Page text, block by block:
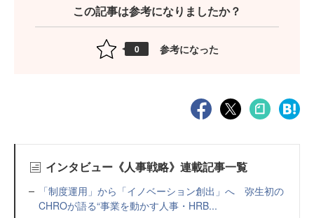
この記事は参考になりましたか？
0 参考になった
インタビュー《人事戦略》連載記事一覧
「制度運用」から「イノベーション創出」へ 弥生初の
CHROが語る“事業を動かす人事・HRB...